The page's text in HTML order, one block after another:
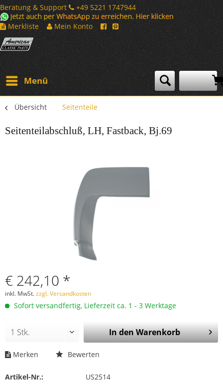
Beratung & Support
+49 5221 1747944
Merkliste
Mein Konto
Menü
Übersicht Seitenteile
Seitenteilabschluß, LH, Fastback, Bj.69
€ 242,10 *
inkl. MwSt.zzgl. Versandkosten
Sofort versandfertig, Lieferzeit ca. 1 - 3 Werktage
In denWarenkorb
Merken Bewerten
Artikel-Nr.: US2514